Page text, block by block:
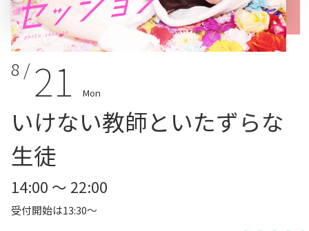
8 / 21 Mon
いけない教師といたずらな
生徒
14:00 ～ 22:00
受付開始は13:30～